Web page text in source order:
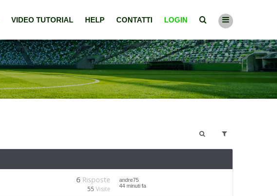
VIDEO TUTORIAL HELP CONTATTI LOGIN
6 Risposte
55 Visite
andre75
44 minuti fa